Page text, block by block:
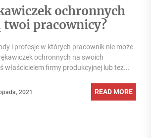
ochronnych
twoi pracownicy?
i profesje w których pracownik nie może
ochronnych na swoich
właścicielem firmy produkcyjnej lub też...
2021 READ MORE